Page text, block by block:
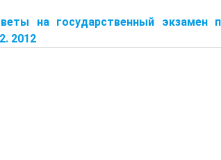
на государственный экзамен
2012